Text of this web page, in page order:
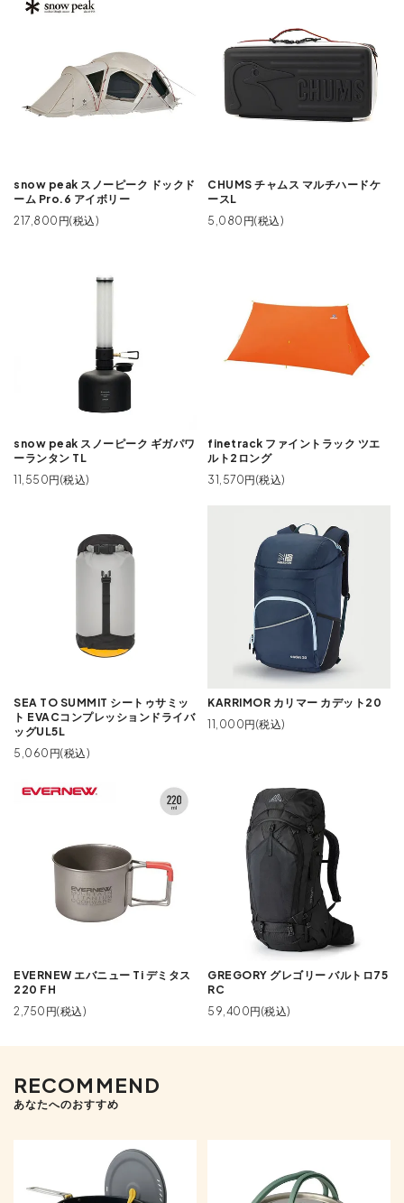
snow peak スノーピーク ドックド
ーム Pro.6 アイボリー
217,800円(税込)
CHUMS チャムス マルチハードケ
ースL
5,080円(税込)
snow peak スノーピーク ギガパワ
ーランタン TL
11,550円(税込)
finetrack ファイントラック ツエ
ルト2ロング
31,570円(税込)
SEA TO SUMMIT シートゥサミッ
ト EVACコンプレッションドライバ
ッグUL5L
5,060円(税込)
KARRIMOR カリマー カデット20
11,000円(税込)
EVERNEW エバニュー Ti デミタス
220 FH
2,750円(税込)
GREGORY グレゴリー バルトロ75
RC
59,400円(税込)
RECOMMEND
あなたへのおすすめ